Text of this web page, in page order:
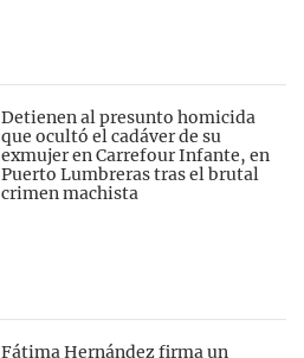
Detienen al presunto homicida
que ocultó el cadáver de su
exmujer en Carrefour Infante, en
Puerto Lumbreras tras el brutal
crimen machista
Fátima Hernández firma un